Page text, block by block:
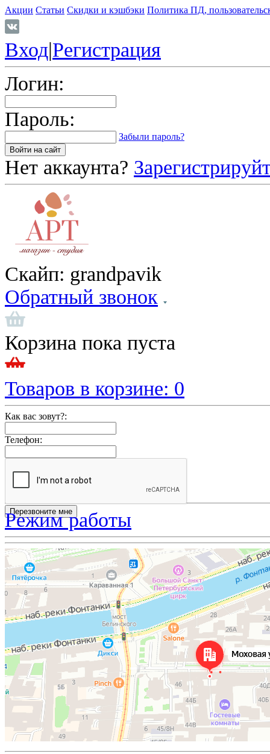
Акции Статьи Скидки и кэшбэки Политика ПД,
Вход|Регистрация
Логин:
Пароль:
Забыли пароль?
Нет аккаунта?
Скайп: grandpavik
Обратный звонок
Корзина пока пуста
Товаров в корзине: 0
Как вас зовут?:
Телефон:
Режим работы